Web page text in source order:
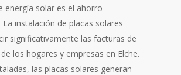
energía solar es el ahorro
instalación de placas solares
significativamente las facturas de
los hogares y empresas en Elche.
las placas solares generan